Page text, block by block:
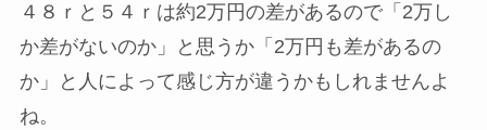
４８ｒと５４ｒは約2万円の差があるので「2万し
か差がないのか」と思うか「2万円も差があるの
か」と人によって感じ方が違うかもしれませんよ
ね。